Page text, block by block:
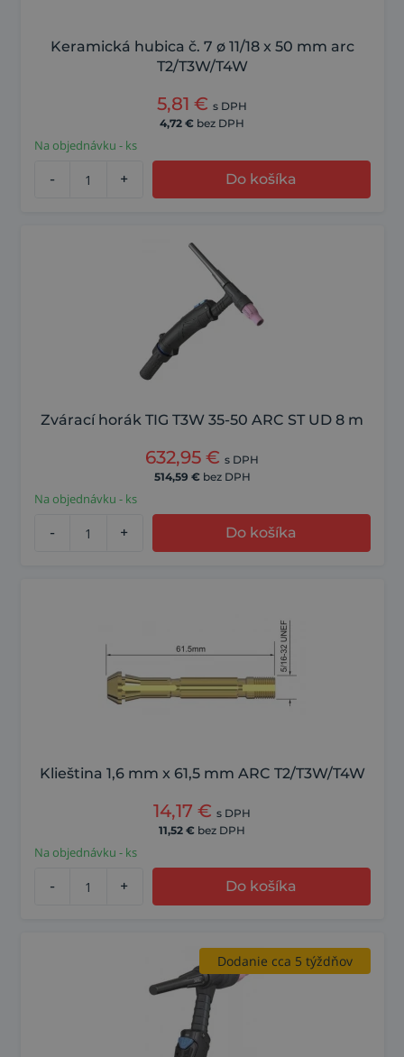
Keramická hubica č. 7 ø 11/18 x 50 mm arc
T2/T3W/T4W
5,81 € s DPH
4,72 € bez DPH
Na objednávku - ks
- + Do košíka
Zvárací horák TIG T3W 35-50 ARC ST UD 8 m
632,95 € s DPH
514,59 € bez DPH
Na objednávku - ks
- + Do košíka
Klieština 1,6 mm x 61,5 mm ARC T2/T3W/T4W
14,17 € s DPH
11,52 € bez DPH
Na objednávku - ks
- + Do košíka
Dodanie cca 5 týždňov